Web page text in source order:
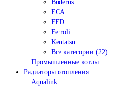
Buderus
ECA
FED
Ferroli
Kentatsu
Все категории (22)
Промышленные котлы
Радиаторы отопления
Aqualink